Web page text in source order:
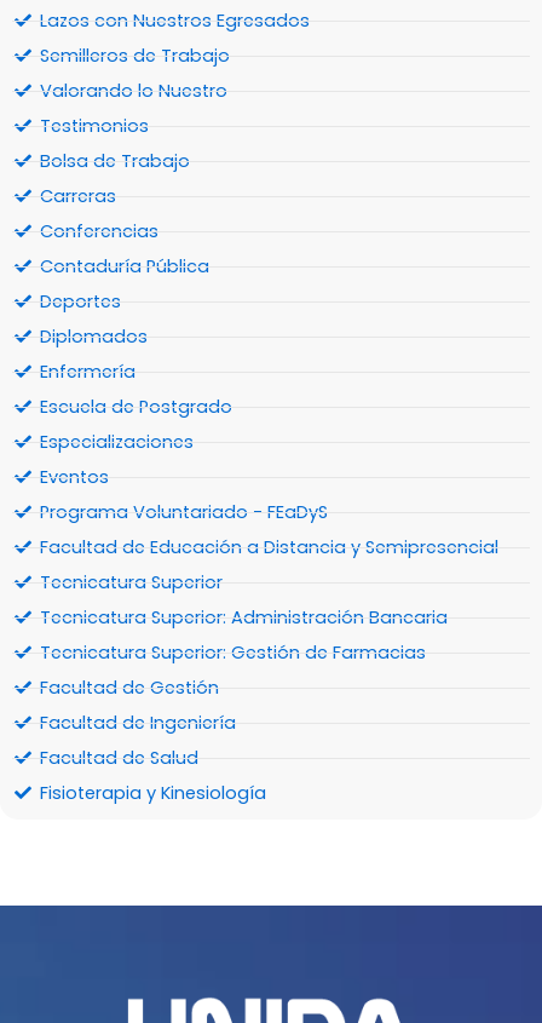
Lazos con Nuestros Egresados
Semilleros de Trabajo
Valorando lo Nuestro
Testimonios
Bolsa de Trabajo
Carreras
Conferencias
Contaduría Pública
Deportes
Diplomados
Enfermería
Escuela de Postgrado
Especializaciones
Eventos
Programa Voluntariado - FEaDyS
Facultad de Educación a Distancia y Semipresencial
Tecnicatura Superior
Tecnicatura Superior: Administración Bancaria
Tecnicatura Superior: Gestión de Farmacias
Facultad de Gestión
Facultad de Ingeniería
Facultad de Salud
Fisioterapia y Kinesiología